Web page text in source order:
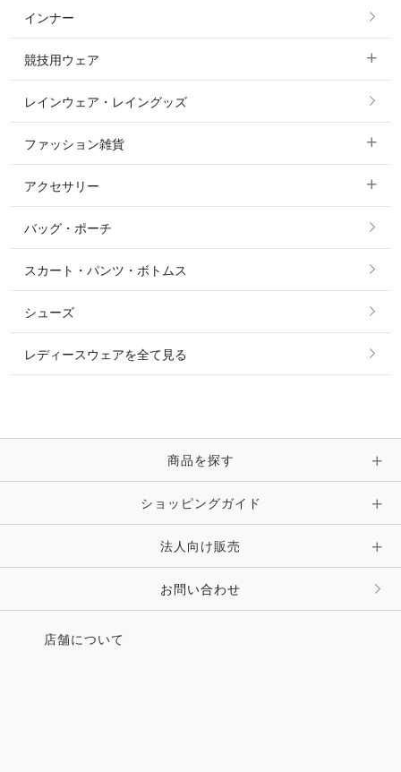
ニーグリップ・膝革 キュロット
ポロシャツ
カットソー・Tシャツ・タンクトップ
パーカー・トレーナー・スウェット
ニット・セーター
シャツ・ブラウス・ワンピース
すべてのアウター
コート
ジャケット・ブルゾン
その他 アウター
インナー
競技用ウェア
すべての競技用ウェア
ショージャケット
ショーシャツ
レインウェア・レイングッズ
ファッション雑貨
すべてのファッション雑貨
ソックス
ベルト
マフラー・スカーフ・ストール・スヌード
時計・財布・キーケース・革小物
キーホルダー・チャーム・ストラップ
その他 ファッション雑貨
アクセサリー
すべてのアクセサリー
リング
ピアス・イヤリング
ピン・ブローチ・コサージュ
その他 アクセサリー
バッグ・ポーチ
スカート・パンツ・ボトムス
シューズ
レディースウェアを全て見る
商品を探す
ショッピングガイド
法人向け販売
お問い合わせ
店舗について